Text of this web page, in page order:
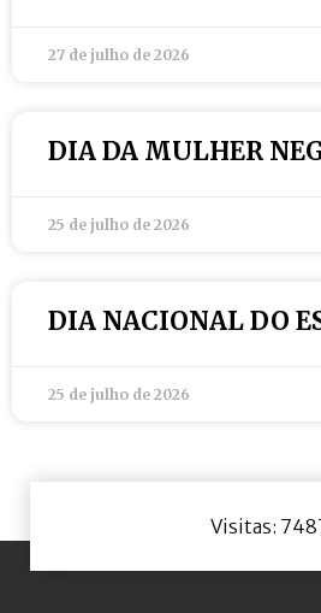
27 de julho de 2026
DIA DA MULHER
25 de julho de 2026
DIA NACIONAL DO
25 de julho de 2026
Visitas: